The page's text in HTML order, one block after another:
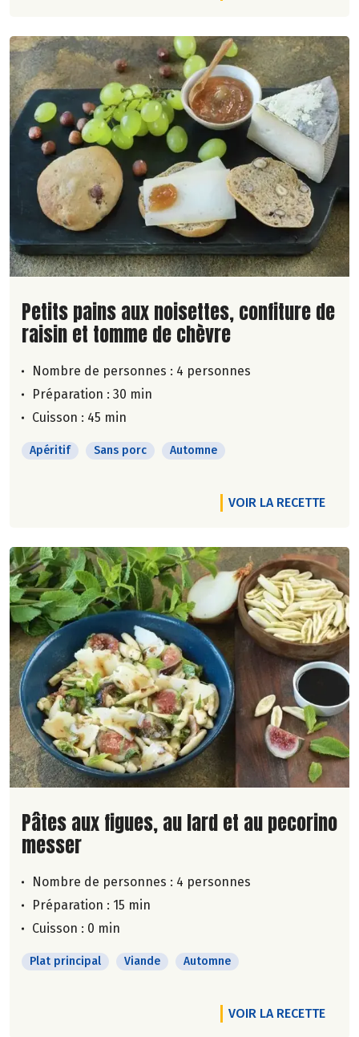
Lire la suite de la recette
Petits pains aux noisettes, confiture de
raisin et tomme de chèvre
Nombre de personnes : 4 personnes
Préparation : 30 min
Cuisson : 45 min
Apéritif Sans porc Automne
VOIR LA RECETTE
Lire la suite de la recette
Pâtes aux figues, au lard et au pecorino
messer
Nombre de personnes : 4 personnes
Préparation : 15 min
Cuisson : 0 min
Plat principal Viande Automne
VOIR LA RECETTE